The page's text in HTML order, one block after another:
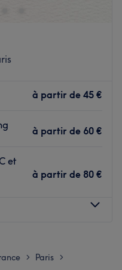
Bréguet - Sabin.
chic et apaisant,
toute sécurité.
et convivial.
: les soins du visage et
à partir de 45 €
à partir de 60 €
et
à partir de 80 €
Fermé
> Paris >